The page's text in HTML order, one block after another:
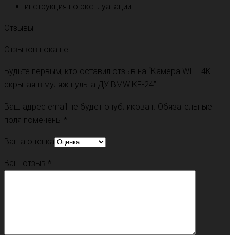
инструкция по эксплуатации
Отзывы
Отзывов пока нет.
Будьте первым, кто оставил отзыв на “Камера WIFI 4K
скрытая в муляж пульта ДУ BMW KF-24”
Ваш адрес email не будет опубликован. Обязательные
поля помечены *
Ваша оценка
Ваш отзыв *